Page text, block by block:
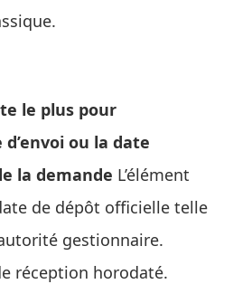
le plus pour
ou la date
la demande L’élément
de dépôt officielle telle
gestionnaire.
réception horodaté.